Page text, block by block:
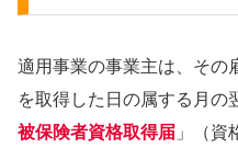
適用事業の事業主は、その
を取得した日の属する月の
被保険者資格取得届 」（資